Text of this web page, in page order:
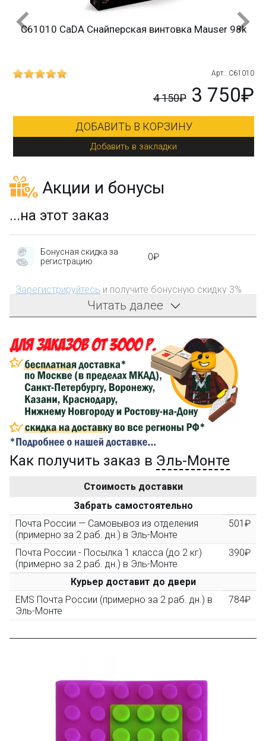
C61010 CaDA Снайперская винтовка Mauser 98k
Арт.: C61010
4 150₽ 3 750₽
ДОБАВИТЬ В КОРЗИНУ
Добавить в закладки
Акции и бонусы
...на этот заказ
Бонусная скидка за
регистрацию
0₽
Зарегистрируйтесь и получите бонусную скидку 3%
на первый заказ!
затрат на доставку
Сделайте заказ на сумму не менее 3 000₽, оплатите
его на карту Сбербанка и получите 150₽ на
компенсацию доставки.
...на следующий заказ
Золотая скидка
персональная
10%
3000 рублей, Вы получите постоянную скидку на все
повторные заказы - 10%
Скидка за обзор
(фото сборки) до 10%
Пришлите фото поэтапной сборки купленного
конструктора и получите дополнительную скидку
10% при покупке следующего набора (не дороже 10
Оставьте отзыв (не менее 50 символов) о товаре на
нашем сайте и получите купон на скидку 50₽ за
текстовый отзыв или 100₽ за отзыв с фото.
Читать далее
Как получить заказ в Эль-Монте
Стоимость доставки
Забрать самостоятельно
Почта России — Самовывоз из отделения
(примерно за 2 раб. дн.) в Эль-Монте
501₽
Почта России - Посылка 1 класса (до 2 кг)
(примерно за 2 раб. дн.) в Эль-Монте
390₽
Курьер доставит до двери
EMS Почта России (примерно за 2 раб. дн.) в
Эль-Монте
784₽